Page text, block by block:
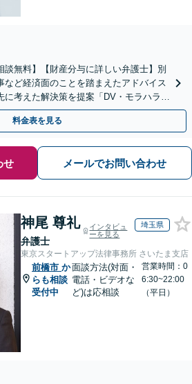
談無料】【財産分与に詳しい弁護士】別
など経済面のことを踏まえたアドバイス
に考えた解決策を提案「DV・モラハラに
全個室】【休日夜間面談可】
料金表を見る
せ メールでお問い合わせ
神尾 尊礼
弁護士
インタビュ
ーを見る
埼玉県
東京スタートアップ法律事務所 さいたま支店
前橋市 か
らも相談
受付中
面談方法(対面・
電話・ビデオな
ど)は応相談
営業時間：0
6:30~22:00
（平日）